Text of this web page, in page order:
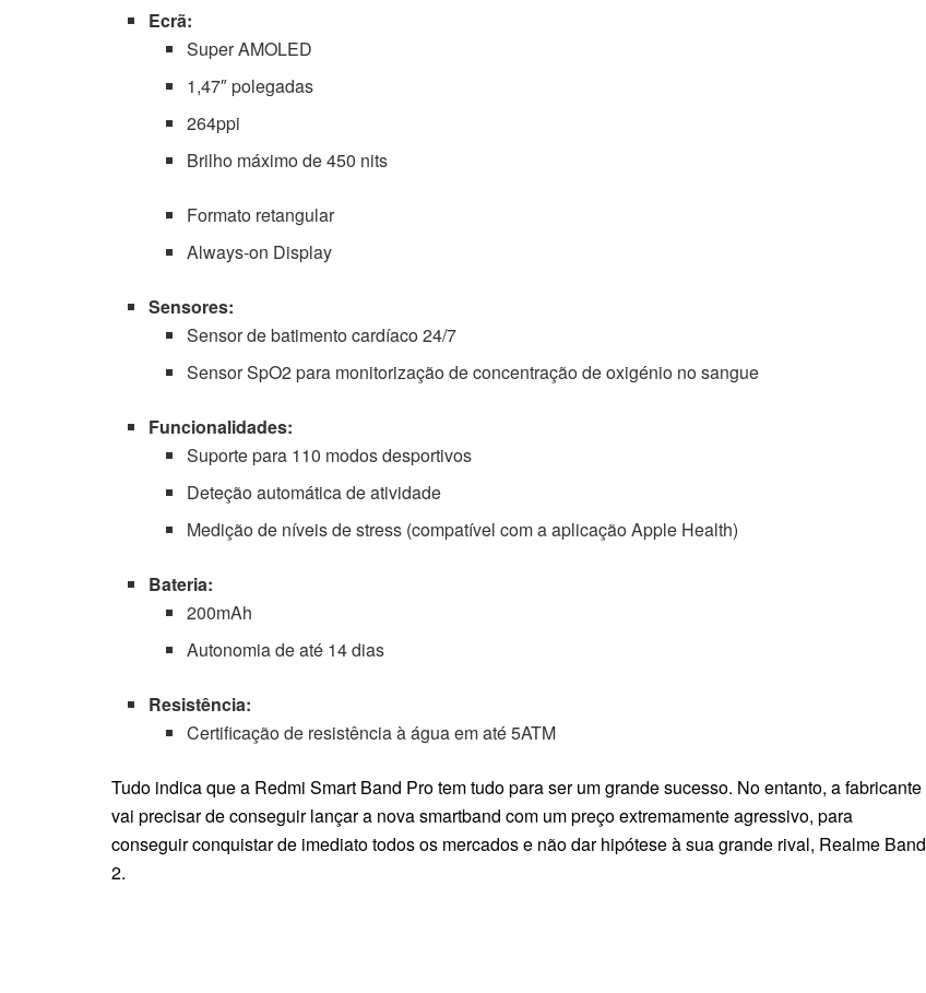
Ecrã:
Super AMOLED
1,47″ polegadas
264ppi
Brilho máximo de 450 nits
Formato retangular
Always-on Display
Sensores:
Sensor de batimento cardíaco 24/7
Sensor SpO2 para monitorização de concentração de oxigénio no sangue
Funcionalidades:
Suporte para 110 modos desportivos
Deteção automática de atividade
Medição de níveis de stress (compatível com a aplicação Apple Health)
Bateria:
200mAh
Autonomia de até 14 dias
Resistência:
Certificação de resistência à água em até 5ATM
Tudo indica que a Redmi Smart Band Pro tem tudo para ser um grande sucesso. No entanto, a fabricante
vai precisar de conseguir lançar a nova smartband com um preço extremamente agressivo, para
conseguir conquistar de imediato todos os mercados e não dar hipótese à sua grande rival, Realme Band
2.